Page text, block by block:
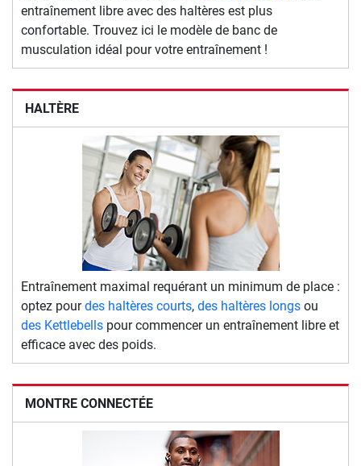
entraînement libre avec des haltères est plus
confortable. Trouvez ici le modèle de banc de
musculation idéal pour votre entraînement !
HALTÈRE
Entraînement maximal requérant un minimum de place :
optez pourdes haltères courts, des haltères longs ou
des Kettlebells pour commencer un entraînement libre et
efficace avec des poids.
MONTRE CONNECTÉE